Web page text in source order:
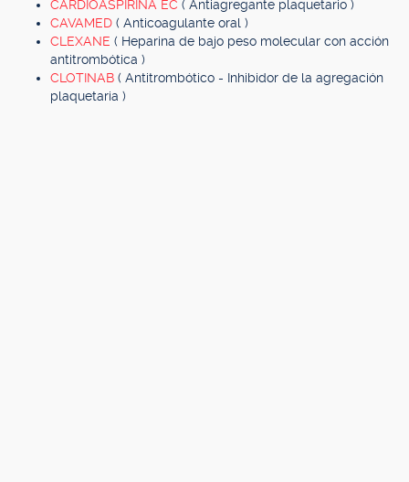
CARDIOASPIRINA EC ( Antiagregante plaquetario )
CAVAMED ( Anticoagulante oral )
CLEXANE ( Heparina de bajo peso molecular con acción
antitrombótica )
CLOTINAB ( Antitrombótico - Inhibidor de la agregación
plaquetaria )